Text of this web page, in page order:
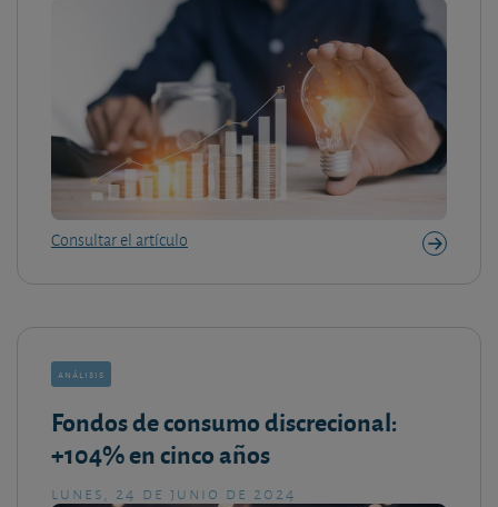
Consultar el artículo
análisis
Fondos de consumo discrecional:
+104% en cinco años
lunes, 24 de junio de 2024